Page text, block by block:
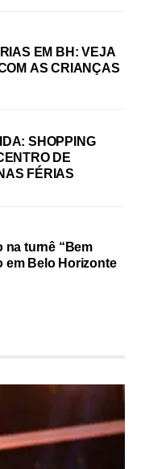
EM BH: VEJA
AS CRIANÇAS
SHOPPING
DE
FÉRIAS
na turnê “Bem
em Belo Horizonte